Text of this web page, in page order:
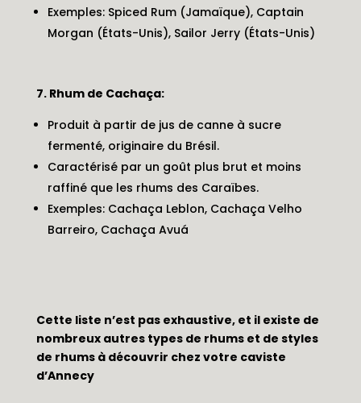
Exemples: Spiced Rum (Jamaïque), Captain
Morgan (États-Unis), Sailor Jerry (États-Unis)
7. Rhum de Cachaça:
Produit à partir de jus de canne à sucre
fermenté, originaire du Brésil.
Caractérisé par un goût plus brut et moins
raffiné que les rhums des Caraïbes.
Exemples: Cachaça Leblon, Cachaça Velho
Barreiro, Cachaça Avuá
Cette liste n’est pas exhaustive, et il existe de
nombreux autres types de rhums et de styles
de rhums à découvrir chez votre caviste
d’Annecy